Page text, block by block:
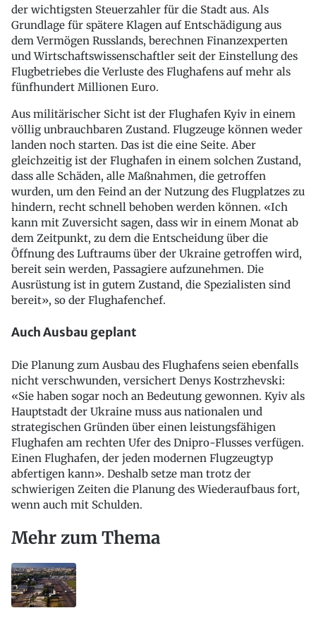
der wichtigsten Steuerzahler für die Stadt aus. Als
Grundlage für spätere Klagen auf Entschädigung aus
dem Vermögen Russlands, berechnen Finanzexperten
und Wirtschaftswissenschaftler seit der Einstellung des
Flugbetriebes die Verluste des Flughafens auf mehr als
fünfhundert Millionen Euro.
Aus militärischer Sicht ist der Flughafen Kyiv in einem
völlig unbrauchbaren Zustand. Flugzeuge können weder
landen noch starten. Das ist die eine Seite. Aber
gleichzeitig ist der Flughafen in einem solchen Zustand,
dass alle Schäden, alle Maßnahmen, die getroffen
wurden, um den Feind an der Nutzung des Flugplatzes zu
hindern, recht schnell behoben werden können. «Ich
kann mit Zuversicht sagen, dass wir in einem Monat ab
dem Zeitpunkt, zu dem die Entscheidung über die
Öffnung des Luftraums über der Ukraine getroffen wird,
bereit sein werden, Passagiere aufzunehmen. Die
Ausrüstung ist in gutem Zustand, die Spezialisten sind
bereit», so der Flughafenchef.
Auch Ausbau geplant
Die Planung zum Ausbau des Flughafens seien ebenfalls
nicht verschwunden, versichert Denys Kostrzhevski:
«Sie haben sogar noch an Bedeutung gewonnen. Kyiv als
Hauptstadt der Ukraine muss aus nationalen und
strategischen Gründen über einen leistungsfähigen
Flughafen am rechten Ufer des Dnipro-Flusses verfügen.
Einen Flughafen, der jeden modernen Flugzeugtyp
abfertigen kann». Deshalb setze man trotz der
schwierigen Zeiten die Planung des Wiederaufbaus fort,
wenn auch mit Schulden.
Mehr zum Thema